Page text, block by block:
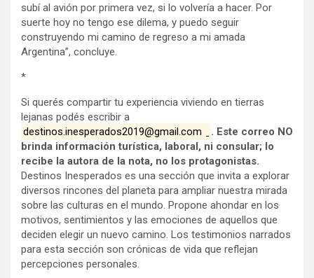
subí al avión por primera vez, si lo volvería a hacer. Por
suerte hoy no tengo ese dilema, y puedo seguir
construyendo mi camino de regreso a mi amada
Argentina”, concluye.
*
Si querés compartir tu experiencia viviendo en tierras
lejanas podés escribir a
destinos.inesperados2019@gmail.com
. Este correo NO
brinda información turística, laboral, ni consular; lo
recibe la autora de la nota, no los protagonistas.
Destinos Inesperados es una sección que invita a explorar
diversos rincones del planeta para ampliar nuestra mirada
sobre las culturas en el mundo. Propone ahondar en los
motivos, sentimientos y las emociones de aquellos que
deciden elegir un nuevo camino. Los testimonios narrados
para esta sección son crónicas de vida que reflejan
percepciones personales.